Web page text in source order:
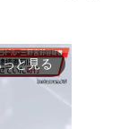
っと見る